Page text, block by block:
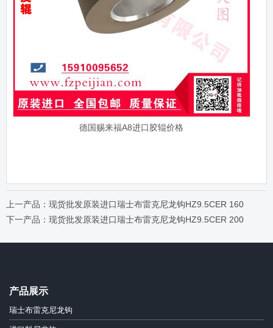
德国赐来福A8进口胶辊价格
上一产品：现货批发原装进口瑞士布雷克尼龙钩HZ9.5CER 160
下一产品：现货批发原装进口瑞士布雷克尼龙钩HZ9.5CER 200
产品展示
瑞士布雷克尼龙钩